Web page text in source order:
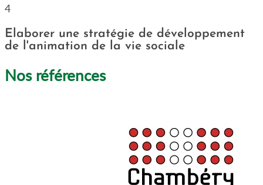
4
Elaborer une stratégie de développement
de l'animation de la vie sociale
Nos références